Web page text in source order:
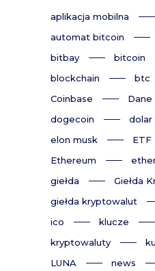
aplikacja mobilna
automat bitcoin
bitbay
bitcoin
blockchain
btc
Coinbase
Dane
dogecoin
dolar
elon musk
ETF
Ethereum
giełda
Giełda
giełda kryptowalut
ico
klucze
kryptowaluty
LUNA
news